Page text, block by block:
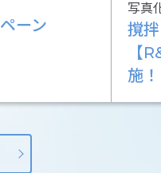
ーン
写真
撹
【
施！